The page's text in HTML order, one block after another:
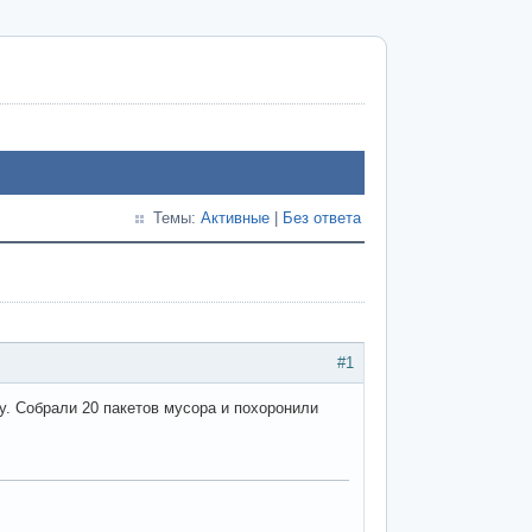
Темы: Активные Без ответа
#1
Собрали 20 пакетов мусора и похоронили